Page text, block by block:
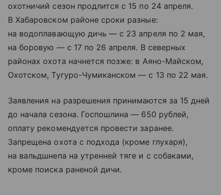
охотничий сезон продлится с 15 по 24 апреля.
В Хабаровском районе сроки разные:
на водоплавающую дичь — с 23 апреля по 2 мая,
на боровую — с 17 по 26 апреля. В северных
районах охота начнется позже: в Аяно-Майском,
Охотском, Тугуро-Чумиканском — с 13 по 22 мая.
Заявления на разрешения принимаются за 15 дней
до начала сезона. Госпошлина — 650 рублей,
оплату рекомендуется провести заранее.
Запрещена охота с подхода (кроме глухаря),
на вальдшнепа на утренней тяге и с собаками,
кроме поиска раненой дичи.